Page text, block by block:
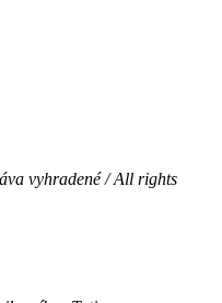
vyhradené / All rights